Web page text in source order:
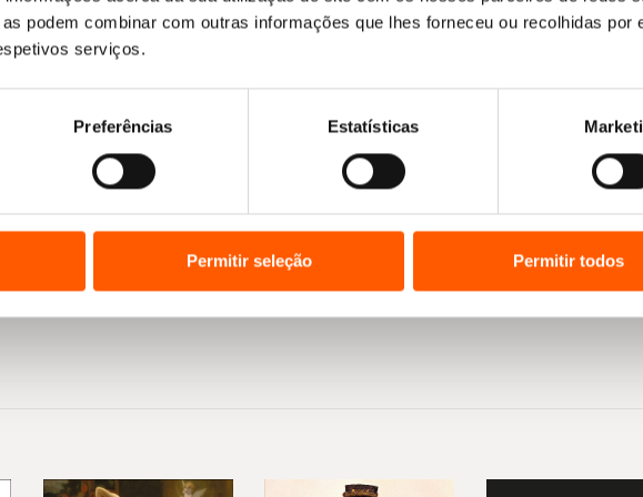
podem combinar com outras informações que lhes forneceu ou recolhidas por
serviços.
Preferências Estatísticas
Permitir seleção Permitir todos